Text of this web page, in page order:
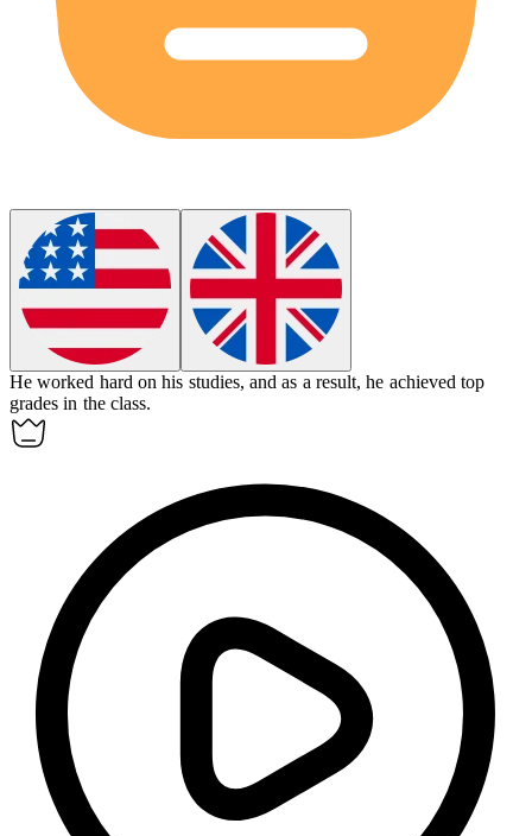
He worked hard on his studies, andas a result, he achieved top
grades in the class.